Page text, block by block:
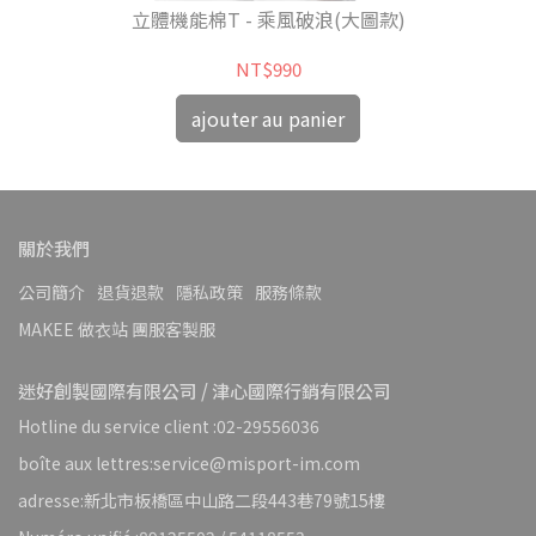
立體機能棉T - 乘風破浪(大圖款)
NT$990
ajouter au panier
關於我們
公司簡介 退貨退款 隱私政策 服務條款
MAKEE 做衣站 團服客製服
迷好創製國際有限公司 / 津心國際行銷有限公司
Hotline du service client :02-29556036
boîte aux lettres:service@misport-im.com
adresse:新北市板橋區中山路二段443巷79號15樓